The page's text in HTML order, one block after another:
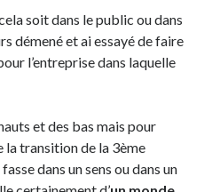
soit dans le public ou dans
démené et ai essayé de faire
l’entreprise dans laquelle
et des bas mais pour
la transition de la 3ème
dans un sens ou dans un